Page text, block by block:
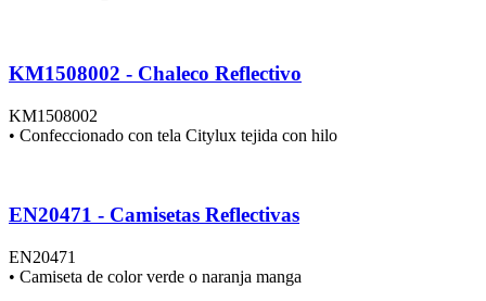
KM1508002 - Chaleco Reflectivo
KM1508002
• Confeccionado con tela Citylux tejida con hilo
EN20471 - Camisetas Reflectivas
EN20471
• Camiseta de color verde o naranja manga